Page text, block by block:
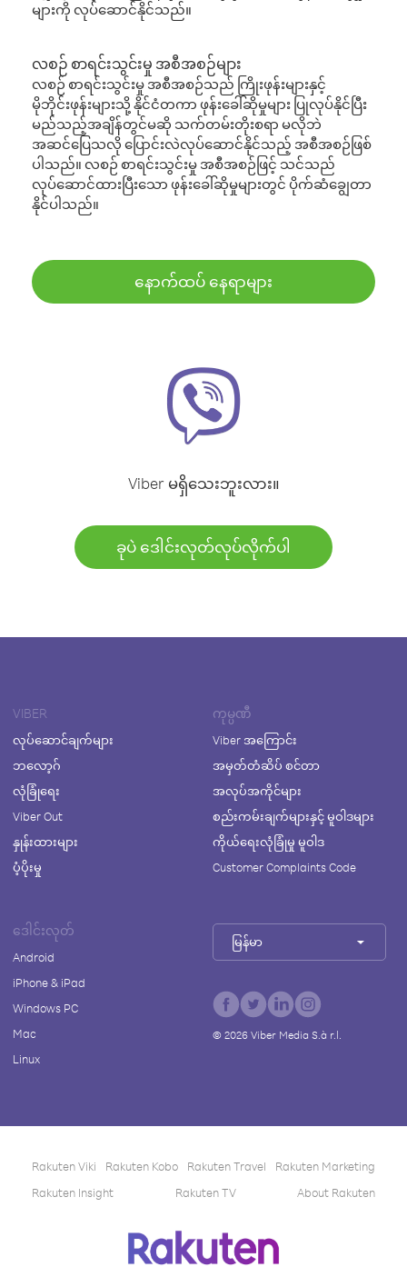
များကို လုပ်ဆောင်နိုင်သည်။
လစဉ် စာရင်းသွင်းမှု အစီအစဉ်များ
လစဉ် စာရင်းသွင်းမှု အစီအစဉ်သည် ကြိုးဖုန်းများနှင့်
မိုဘိုင်းဖုန်းများသို့ နိုင်ငံတကာ ဖုန်းခေါ်ဆိုမှုများ ပြုလုပ်နိုင်ပြီး
မည်သည့်အချိန်တွင်မဆို သက်တမ်းတိုးစရာ မလိုဘဲ
အဆင်ပြေသလို ပြောင်းလဲလုပ်ဆောင်နိုင်သည့် အစီအစဉ်ဖြစ်
ပါသည်။ လစဉ် စာရင်းသွင်းမှု အစီအစဉ်ဖြင့် သင်သည်
လုပ်ဆောင်ထားပြီးသော ဖုန်းခေါ်ဆိုမှုများတွင် ပိုက်ဆံချွေတာ
နိုင်ပါသည်။
နောက်ထပ် နေရာများ
Viber မရှိသေးဘူးလား။
ခုပဲ ဒေါင်းလုတ်လုပ်လိုက်ပါ
VIBER
လုပ်ဆောင်ချက်များ
ဘလော့ဂ်
လုံခြုံရေး
Viber Out
နှုန်းထားများ
ပံ့ပိုးမှု
ကုမ္ပဏီ
Viber အကြောင်း
အမှတ်တံဆိပ် စင်တာ
အလုပ်အကိုင်များ
စည်းကမ်းချက်များနှင့် မူဝါဒများ
ကိုယ်ရေးလုံခြုံမှု မူဝါဒ
Customer Complaints Code
ဒေါင်းလုတ်
Android
iPhone & iPad
Windows PC
Mac
Linux
မြန်မာ
© 2026Viber Media S.à r.l.
Rakuten Viki Rakuten Kobo Rakuten Travel
Rakuten Marketing
Rakuten Insight
Rakuten TV About Rakuten